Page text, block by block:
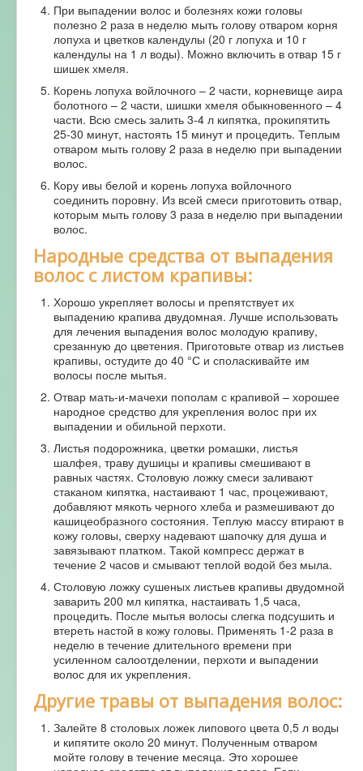
При выпадении волос и болезнях кожи головы
полезно 2 раза в неделю мыть голову отваром корня
лопуха и цветков календулы (20 г лопуха и 10 г
календулы на 1 л воды). Можно включить в отвар 15 г
шишек хмеля.
Корень лопуха войлочного – 2 части, корневище аира
болотного – 2 части, шишки хмеля обыкновенного – 4
части. Всю смесь залить 3-4 л кипятка, прокипятить
25-30 минут, настоять 15 минут и процедить. Теплым
отваром мыть голову 2 раза в неделю при выпадении
волос.
Кору ивы белой и корень лопуха войлочного
соединить поровну. Из всей смеси приготовить отвар,
которым мыть голову 3 раза в неделю при выпадении
волос.
Народные средства от выпадения
волос с листом крапивы:
Хорошо укрепляет волосы и препятствует их
выпадению крапива двудомная. Лучше использовать
для лечения выпадения волос молодую крапиву,
срезанную до цветения. Приготовьте отвар из листьев
крапивы, остудите до 40 °С и споласкивайте им
волосы после мытья.
Отвар мать-и-мачехи пополам с крапивой – хорошее
народное средство для укрепления волос при их
выпадении и обильной перхоти.
Листья подорожника, цветки ромашки, листья
шалфея, траву душицы и крапивы смешивают в
равных частях. Столовую ложку смеси заливают
стаканом кипятка, настаивают 1 час, процеживают,
добавляют мякоть черного хлеба и размешивают до
кашицеобразного состояния. Теплую массу втирают в
кожу головы, сверху надевают шапочку для душа и
завязывают платком. Такой компресс держат в
течение 2 часов и смывают теплой водой без мыла.
Столовую ложку сушеных листьев крапивы двудомной
заварить 200 мл кипятка, настаивать 1,5 часа,
процедить. После мытья волосы слегка подсушить и
втереть настой в кожу головы. Применять 1-2 раза в
неделю в течение длительного времени при
усиленном салоотделении, перхоти и выпадении
волос для их укрепления.
Другие травы от выпадения волос:
Залейте 8 столовых ложек липового цвета 0,5 л воды
и кипятите около 20 минут. Полученным отваром
мойте голову в течение месяца. Это хорошее